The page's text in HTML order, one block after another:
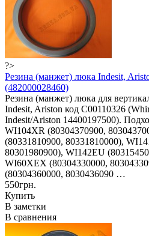
?>
Резина (манжет) люка Indesit,
(482000028460)
Резина (манжет) люка для
Indesit, Ariston код C00110326
Indesit/Ariston 14400197500).
WI104XR (80304370900,
(80331810900, 80331810000),
80301980900), WI142EU
WI60XEX (80304330000,
(80304360000, 8030436090 …
550грн.
Купить
В заметки
В сравнения